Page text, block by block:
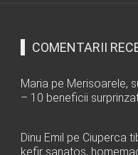
COMENTARII
Maria pe Merisoarele,
– 10 beneficii
Dinu Emil pe Ciuperca
kefir sanatos,